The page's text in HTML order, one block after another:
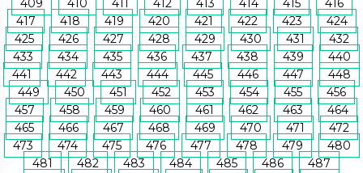
409 410 411 412 413 414 415
416
417
418 419 420 421 422 423
424
425
426 427 428 429 430 431
432
433
434 435 436 437 438 439
440
441
442 443 444 445 446 447
448
449
450 451 452 453 454 455
456
457
458 459 460 461 462 463
464
465
466 467 468 469 470 471
472
473
474 475 476 477 478 479
480
481
482 483 484 485 486
487